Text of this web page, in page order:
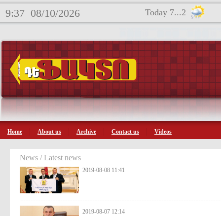
9:37 08/10/2026 Today 7...2
Home About us Archive Contact us Videos
News / Latest news
2019-08-08 11:41
2019-08-07 12:14